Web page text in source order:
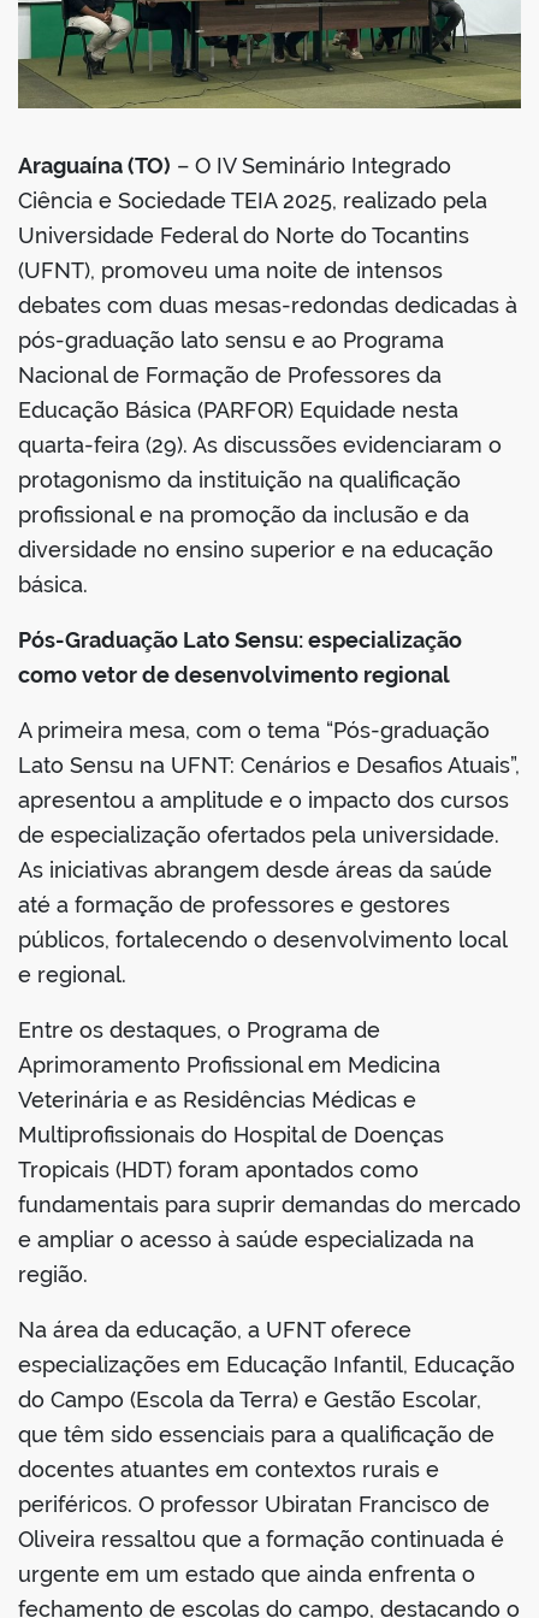
portal
Araguaína (TO) – O IV Seminário Integrado
Ciência e Sociedade TEIA 2025, realizado pela
Universidade Federal do Norte do Tocantins
(UFNT), promoveu uma noite de intensos
debates com duas mesas-redondas dedicadas à
pós-graduação lato sensu e ao Programa
Nacional de Formação de Professores da
Educação Básica (PARFOR) Equidade nesta
quarta-feira (29). As discussões evidenciaram o
protagonismo da instituição na qualificação
profissional e na promoção da inclusão e da
diversidade no ensino superior e na educação
básica.
Pós-Graduação Lato Sensu: especialização
como vetor de desenvolvimento regional
A primeira mesa, com o tema “Pós-graduação
Lato Sensu na UFNT: Cenários e Desafios Atuais”,
apresentou a amplitude e o impacto dos cursos
de especialização ofertados pela universidade.
As iniciativas abrangem desde áreas da saúde
até a formação de professores e gestores
públicos, fortalecendo o desenvolvimento local
e regional.
Entre os destaques, o Programa de
Aprimoramento Profissional em Medicina
Veterinária e as Residências Médicas e
Multiprofissionais do Hospital de Doenças
Tropicais (HDT) foram apontados como
fundamentais para suprir demandas do mercado
e ampliar o acesso à saúde especializada na
região.
Na área da educação, a UFNT oferece
especializações em Educação Infantil, Educação
do Campo (Escola da Terra) e Gestão Escolar,
que têm sido essenciais para a qualificação de
docentes atuantes em contextos rurais e
periféricos. O professor Ubiratan Francisco de
Oliveira ressaltou que a formação continuada é
urgente em um estado que ainda enfrenta o
fechamento de escolas do campo, destacando o